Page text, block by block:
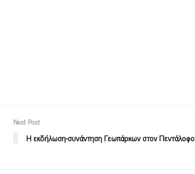
Next Post
H εκδήλωση-συνάντηση Γεωπάρκων στον Πεντάλοφο